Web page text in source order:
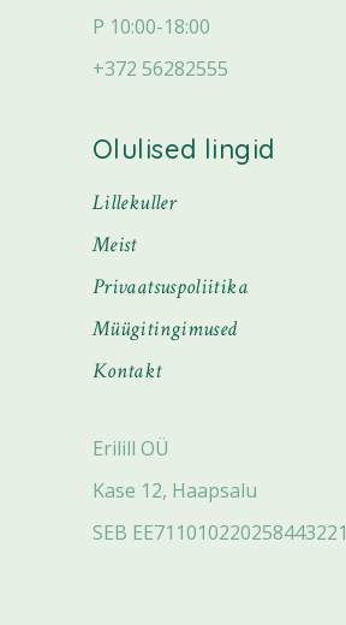
P 10:00-18:00
+372 56282555
Olulised lingid
Lillekuller
Meist
Privaatsuspoliitika
Müügitingimused
Kontakt
Erilill OÜ
Kase 12, Haapsalu
SEB EE711010220258443221